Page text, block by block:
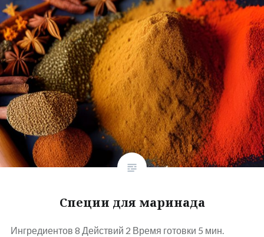
Специи для маринада
Ингредиентов 8 Действий 2 Время готовки 5 мин.